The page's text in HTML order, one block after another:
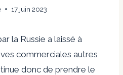
17 juin 2023
la Russie a laissé à
commerciales autres
donc de prendre le